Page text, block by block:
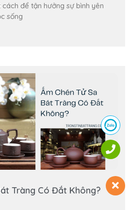
để tận hưởng sự bình yên
sống
Tràng Có Đắt Không?